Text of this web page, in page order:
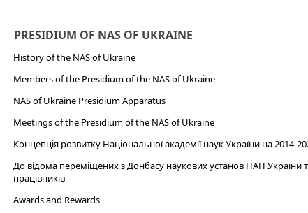
PRESIDIUM OF NAS OF UKRAINE
History of the NAS of Ukraine
Members of the Presidium of the NAS of Ukraine
NAS of Ukraine Presidium Apparatus​
Meetings of the Presidium of the NAS of Ukraine
Концепція розвитку Національної академії наук України на 2014-
До відома переміщених з Донбасу наукових установ НАН України
працівників
Awards and Rewards